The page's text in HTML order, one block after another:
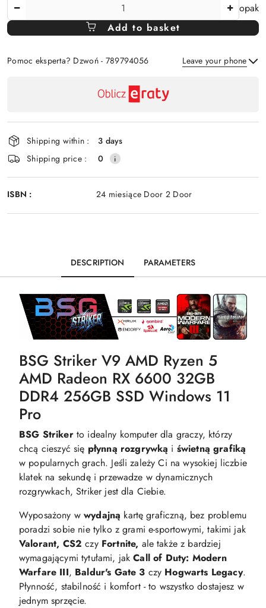
Amount
Of
opak
Add to basket
Pomoc eksperta? Dzwoń - 789794056 Leave your phone
and
delivery
Shipping within :
3 days
Shipping price :
0
ISBN : 24 miesiące Door 2 Door
DESCRIPTION PARAMETERS
BSG Striker V9 AMD Ryzen 5
AMD Radeon RX 6600 32GB
DDR4 256GB SSD Windows 11
Pro
BSG Strikerto idealny komputer dla graczy, którzy
chcą cieszyć się płynną rozgrywką i świetną grafiką
w popularnych grach. Jeśli zależy Ci na wysokiej liczbie
klatek na sekundę i przewadze w dynamicznych
rozgrywkach, Striker jest dla Ciebie.
Wyposażony wwydajną kartę graficzną, bez problemu
poradzi sobie nie tylko z grami e-sportowymi, takimi jak
Valorant, CS2 czy Fortnite, ale także z bardziej
wymagającymi tytułami, jakCall of Duty: Modern
Warfare III, Baldur's Gate 3 czy Hogwarts Legacy.
Płynność, stabilność i komfort - to wszystko dostajesz w
jednym sprzęcie.